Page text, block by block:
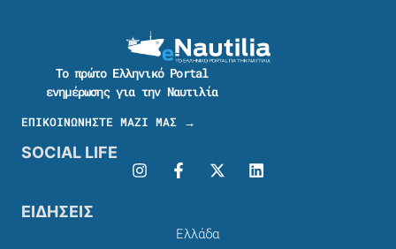
Το πρώτο Ελληνικό Portal
ενημέρωσης για την Ναυτιλία
ΕΠΙΚΟΙΝΩΝΗΣΤΕ ΜΑΖΙ ΜΑΣ →
SOCIAL LIFE
ΕΙΔΗΣΕΙΣ
Ελλάδα